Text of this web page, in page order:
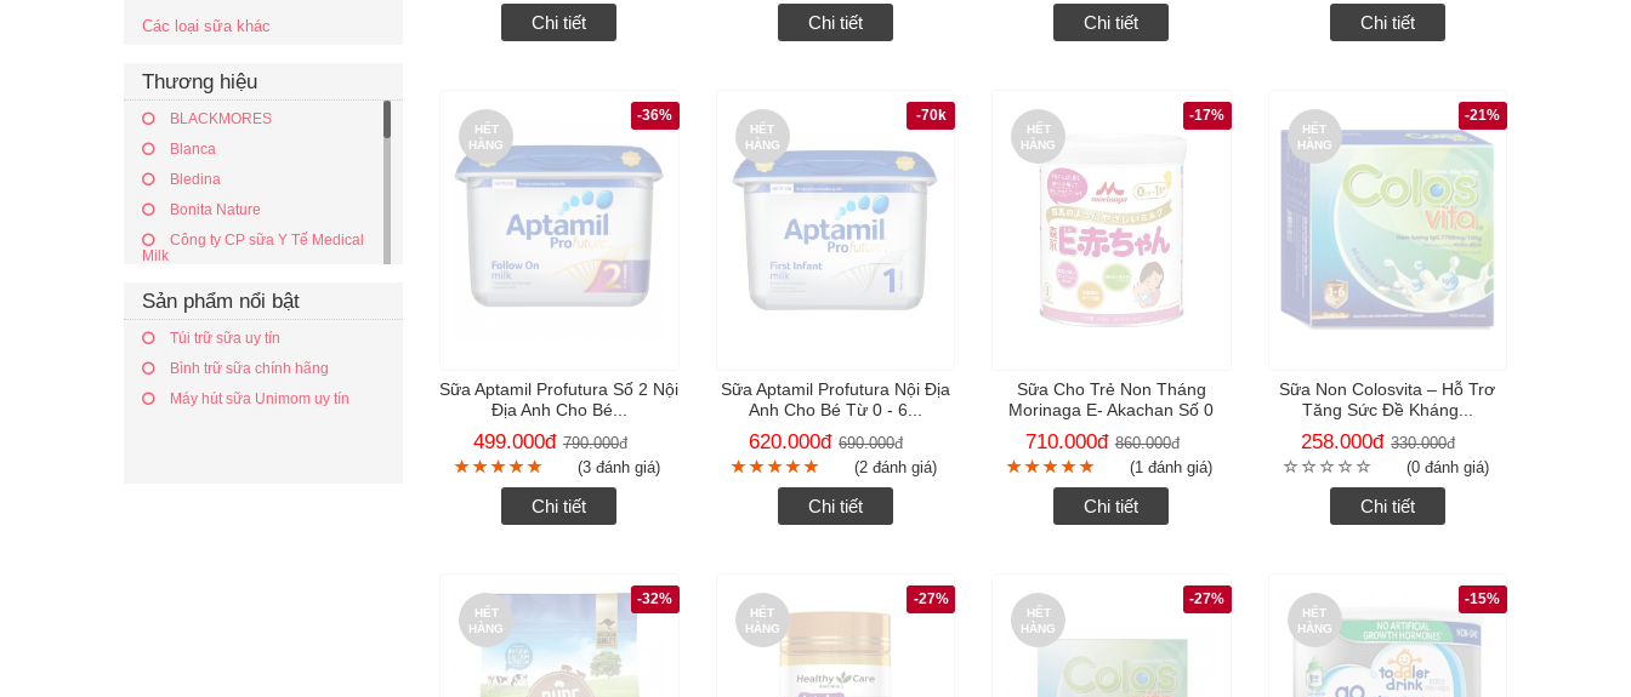
Các loại sữa khác
Thương hiệu
BLACKMORES
Blanca
Bledina
Bonita Nature
Công ty CP sữa Y Tế Medical
Milk
ENERIGHT NUTRITION
Enfagrow
enfamil
Hipp
Sản phẩm nổi bật
Túi trữ sữa uy tín
Bình trữ sữa chính hãng
Máy hút sữa Unimom uy tín
Chi tiết Chi tiết Chi tiết Chi tiết
HẾT
HÀNG
-36%
Sữa Aptamil Profutura Số 2 Nội
Địa Anh Cho Bé...
499.000đ 790.000đ
(3 đánh giá)
Chi tiết
HẾT
HÀNG
-70k
Sữa Aptamil Profutura Nội Địa
Anh Cho Bé Từ 0 - 6...
620.000đ 690.000đ
(2 đánh giá)
Chi tiết
HẾT
HÀNG
-17%
Sữa Cho Trẻ Non Tháng
Morinaga E- Akachan Số 0
710.000đ 860.000đ
(1 đánh giá)
Chi tiết
HẾT
HÀNG
-21%
Sữa Non Colosvita – Hỗ Trơ
Tăng Sức Đề Kháng...
258.000đ 330.000đ
(0 đánh giá)
Chi tiết
HẾT
HÀNG
-32%
HẾT
HÀNG
-27%
HẾT
HÀNG
-27%
HẾT
HÀNG
-15%